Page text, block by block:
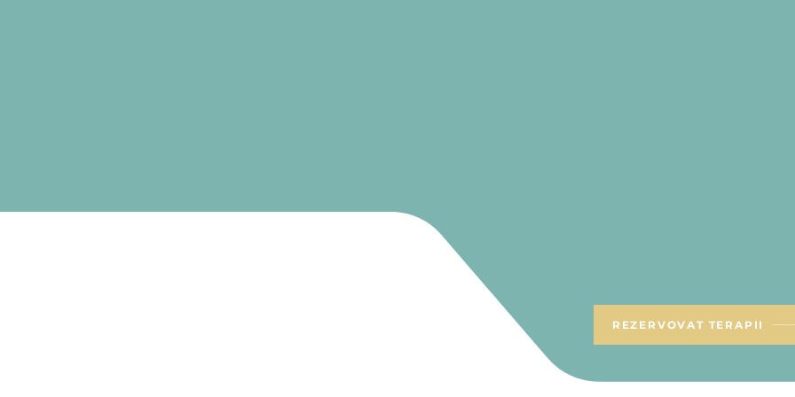
REZERVOVAT TERAPII